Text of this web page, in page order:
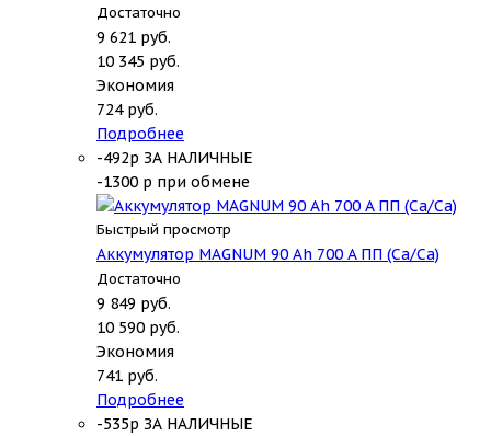
Достаточно
9 621 руб.
10 345 руб.
Экономия
724руб.
Подробнее
-492р ЗА НАЛИЧНЫЕ
-1300 р при обмене
Быстрый просмотр
Аккумулятор MAGNUM 90 Ah 700 A ПП (Ca/Ca)
Достаточно
9 849 руб.
10 590 руб.
Экономия
741 руб.
Подробнее
-535р ЗА НАЛИЧНЫЕ